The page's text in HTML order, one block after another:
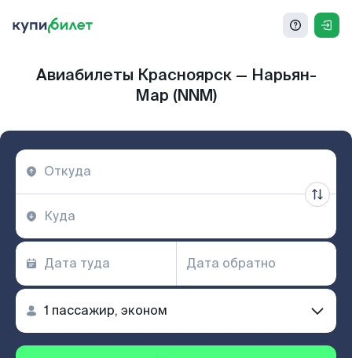
Авиабилеты Красноярск — Нарьян-
Мар (NNM)